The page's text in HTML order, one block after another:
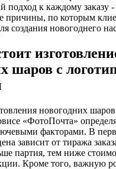
подход к каждому заказу -
причины, по которым
создания новогоднего
шаров с
новогодних
«ФотоПочта»
факторами. В
зависит от тиража
партия, тем ниже
Кроме того, важную